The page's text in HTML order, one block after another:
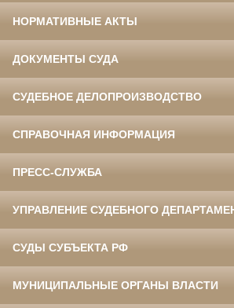
НОРМАТИВНЫЕ АКТЫ
ДОКУМЕНТЫ СУДА
СУДЕБНОЕ ДЕЛОПРОИЗВОДСТВО
СПРАВОЧНАЯ ИНФОРМАЦИЯ
ПРЕСС-СЛУЖБА
УПРАВЛЕНИЕ СУДЕБНОГО
СУДЫ СУБЪЕКТА РФ
МУНИЦИПАЛЬНЫЕ ОРГАНЫ ВЛАСТИ